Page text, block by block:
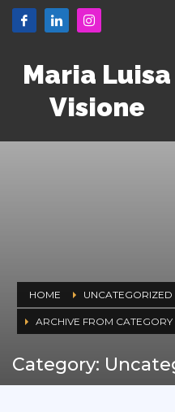
Maria Luisa
Visione
HOME UNCATEGORIZED
ARCHIVE FROM
Category: